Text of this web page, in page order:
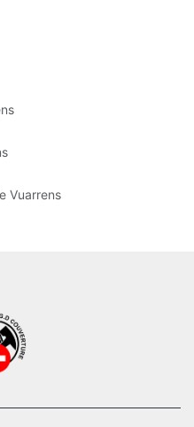
Vuarrens